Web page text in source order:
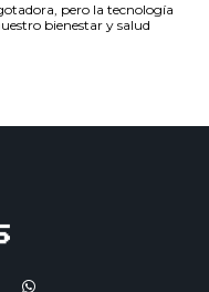
pero la tecnología
bienestar y salud